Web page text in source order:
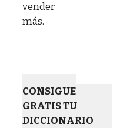
vender
más.
CONSIGUE
GRATIS TU
DICCIONARIO